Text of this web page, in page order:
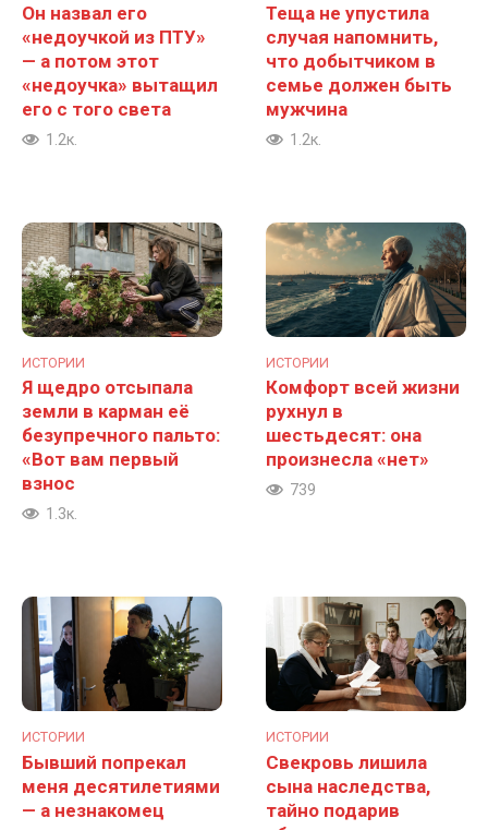
Он назвал его
«недоучкой из ПТУ»
— а потом этот
«недоучка» вытащил
его с того света
1.2к.
Теща не упустила
случая напомнить,
что добытчиком в
семье должен быть
мужчина
1.2к.
ИСТОРИИ
Я щедро отсыпала
земли в карман её
безупречного пальто:
«Вот вам первый
взнос
1.3к.
ИСТОРИИ
Комфорт всей жизни
рухнул в
шестьдесят: она
произнесла «нет»
739
ИСТОРИИ
Бывший попрекал
меня десятилетиями
— а незнакомец
ИСТОРИИ
Свекровь лишила
сына наследства,
тайно подарив